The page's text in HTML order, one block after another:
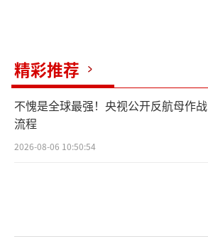
精彩推荐
不愧是全球最强！央视公开反航母作战
流程
2026-08-06 10:50:54